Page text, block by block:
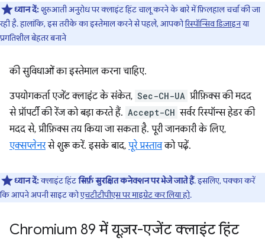
ध्यान दें:शुरुआती अनुरोध पर क्लाइंट हिंट चालू करने के बारे में फ़िलहाल चर्चा की जा
रही है. हालांकि, इस तरीके का इस्तेमाल करने से पहले, आपकोरिस्पॉन्सिव डिज़ाइनया
प्रगतिशील बेहतर बनाने
की सुविधाओं का इस्तेमाल करना चाहिए.
उपयोगकर्ता एजेंट क्लाइंट के संकेत, Sec-CH-UA प्रीफ़िक्स की मदद
से प्रॉपर्टी की रेंज को बड़ा करते हैं. Accept-CH सर्वर रिस्पॉन्स हेडर की
मदद से, प्रीफ़िक्स तय किया जा सकता है. पूरी जानकारी के लिए,
एक्सप्लेनरसे शुरू करें. इसके बाद, पूरे प्रस्तावको पढ़ें.
ध्यान दें:क्लाइंट हिंटसिर्फ़ सुरक्षित कनेक्शन पर भेजे जाते हैं. इसलिए, पक्का करें
कि आपने अपनी साइट कोएचटीटीपीएस पर माइग्रेट कर लिया हो.
Chromium 89 में यूज़र-एजेंट क्लाइंट हिंट